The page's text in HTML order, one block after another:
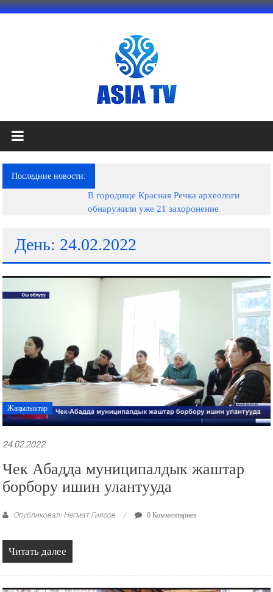
Перейти
АЗИЯ
ТВ
это
телеканал
фильмы,
музыкальные
ролики
Последние новости:
В городище Красная Речка археологи
обнаружили уже 21 захоронение
День: 24.02.2022
Жаңылыктар
24.02.2022
Чек Абадда муниципалдык жаштар
борбору ишин улантууда
Опубликовал: Негмат Гиясов 0 Комментариев
Читать далее